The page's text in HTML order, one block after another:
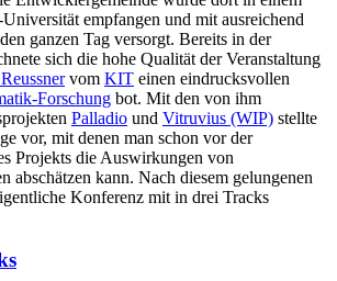
empfangen und mit ausreichend
ganzen Tag versorgt. Bereits in der
sich die hohe Qualität der Veranstaltung
vom KIT einen eindrucksvollen
Forschung bot. Mit den von ihm
Palladio und Vitruvius (WIP) stellte
vor, mit denen man schon vor der
Projekts die Auswirkungen von
abschätzen kann. Nach diesem gelungenen
Konferenz mit in drei Tracks